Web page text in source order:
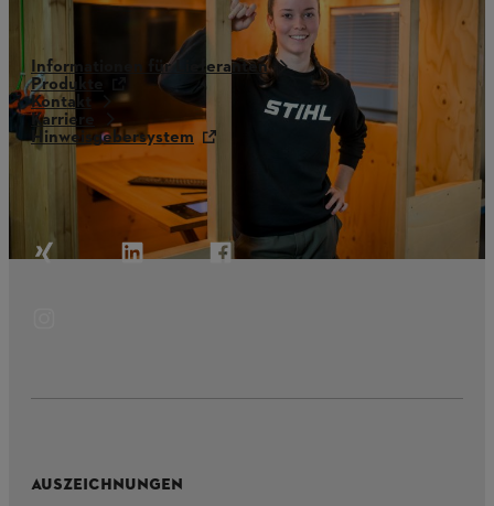
Informationen für Lieferanten
Produkte
Kontakt
Karriere
Hinweisgebersystem
AUSZEICHNUNGEN